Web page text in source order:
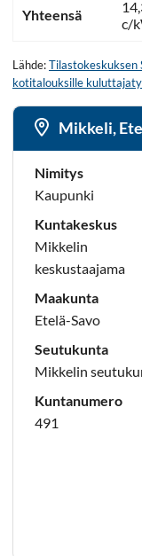
Yhteensä
c/
Lähde:
kotitalouksille
Mikkeli,
Nimitys
Kaupunki
Kuntakeskus
Mikkelin
keskustaajama
Maakunta
Etelä-Savo
Seutukunta
Mikkelin
Kuntanumero
491